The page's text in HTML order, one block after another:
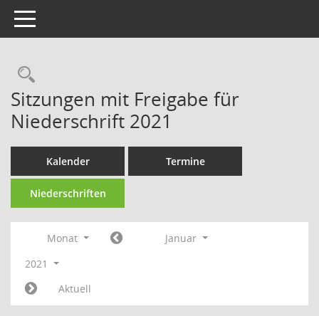
Toggle navigation
Rechercheauswahl
Sitzungen mit Freigabe für
Niederschrift 2021
Kalender Termine
Niederschriften
Monat
Januar
2021
Aktuell